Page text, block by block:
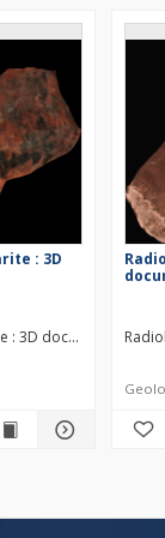
: 3D
: 3D documentation